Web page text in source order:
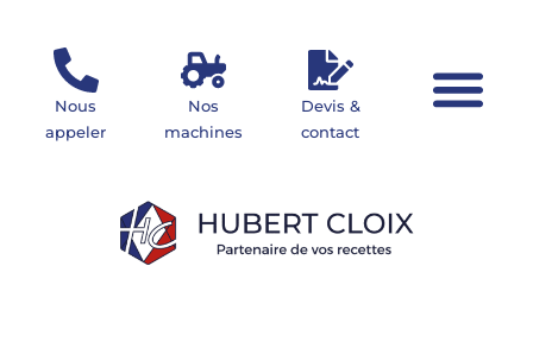
Nous
appeler
Nos
machines
Devis &
contact